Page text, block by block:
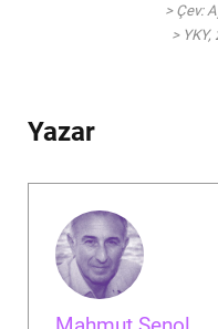
> Çev:
> YKY,
Yazar